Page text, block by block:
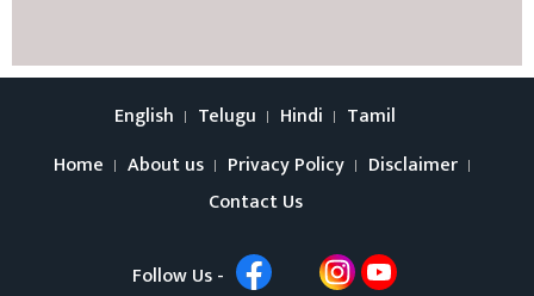
English Telugu Hindi
Tamil
Home
About us Privacy Policy
Disclaimer
Contact Us
Follow Us -